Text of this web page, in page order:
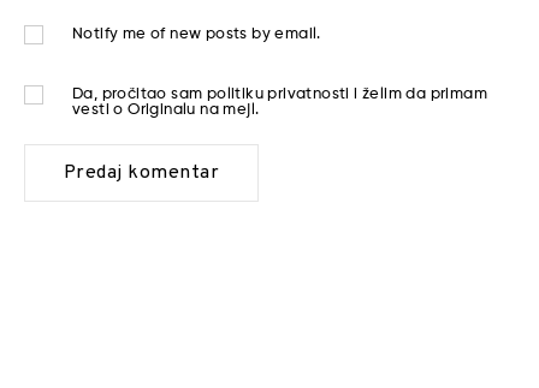
Notify me of new posts by email.
Da, pročitao sam politiku privatnosti
i želim da primam
vesti o Originalu na mejl.